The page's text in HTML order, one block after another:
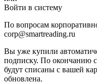
Войти в систему
По вопросам
corp@smartreading.ru
Вы уже купили
подписку. По окончанию
будут списаны с вашей
обновлена.